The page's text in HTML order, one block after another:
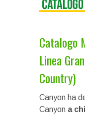
Catalogo
Linea
Country)
Canyon ha
Canyon a